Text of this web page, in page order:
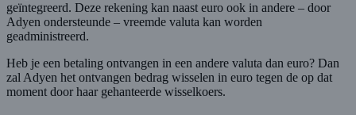
geïntegreerd. Deze rekening kan naast euro ook in andere – door
Adyen ondersteunde – vreemde valuta kan worden
geadministreerd.
Heb je een betaling ontvangen in een andere valuta dan euro? Dan
zal Adyen het ontvangen bedrag wisselen in euro tegen de op dat
moment door haar gehanteerde wisselkoers.